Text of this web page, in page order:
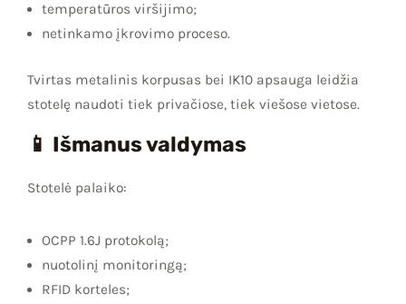
temperatūros viršijimo;
netinkamo įkrovimo proceso.
Tvirtas metalinis korpusas bei IK10 apsauga leidžia
stotelę naudoti tiek privačiose, tiek viešose vietose.
📱 Išmanus valdymas
Stotelė palaiko:
OCPP 1.6J protokolą;
nuotolinį monitoringą;
RFID korteles;